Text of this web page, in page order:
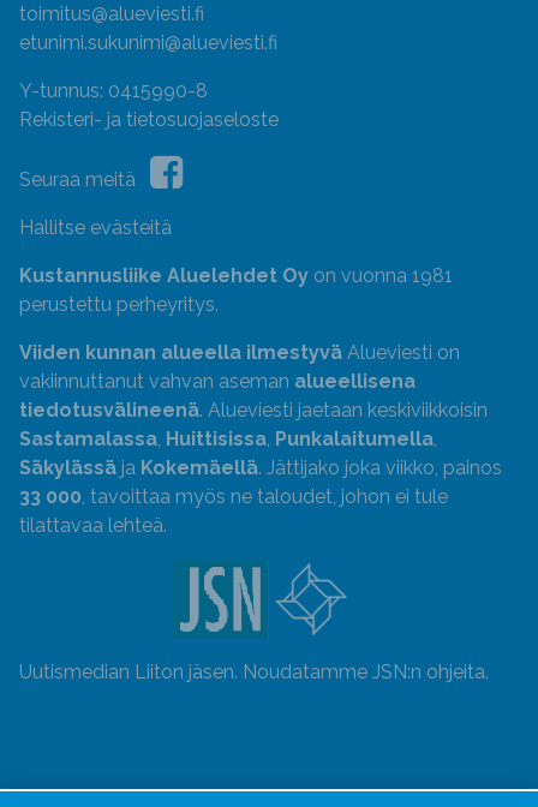
toimitus@alueviesti.fi
etunimi.sukunimi@alueviesti.fi
Y-tunnus: 0415990-8
Rekisteri- ja tietosuojaseloste
Seuraa meitä
Hallitse evästeitä
Kustannusliike Aluelehdet Oy on vuonna 1981
perustettu perheyritys.
Viiden kunnan alueella ilmestyvä Alueviesti on
vakiinnuttanut vahvan aseman alueellisena
tiedotusvälineenä. Alueviesti jaetaan keskiviikkoisin
Sastamalassa Huittisissa Punkalaitumella
Säkylässä ja Kokemäellä. Jättijako joka viikko, painos
33 000 , tavoittaa myös ne taloudet, johon ei tule
tilattavaa lehteä.
Uutismedian Liiton jäsen. Noudatamme JSN:n ohjeita.